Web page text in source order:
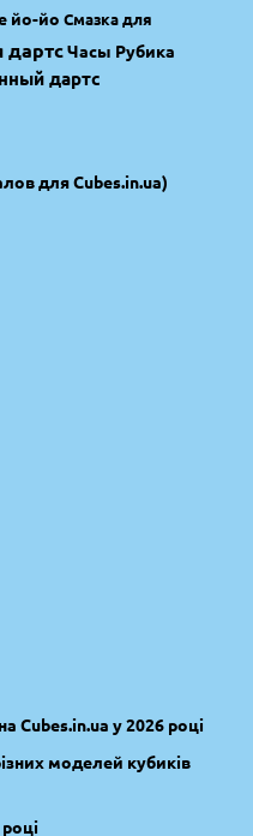
йо-йо Смазка для
дартсЧасы Рубика
дартс
для Cubes.in.ua)
Cubes.in.ua у 2026 році
моделей кубиків